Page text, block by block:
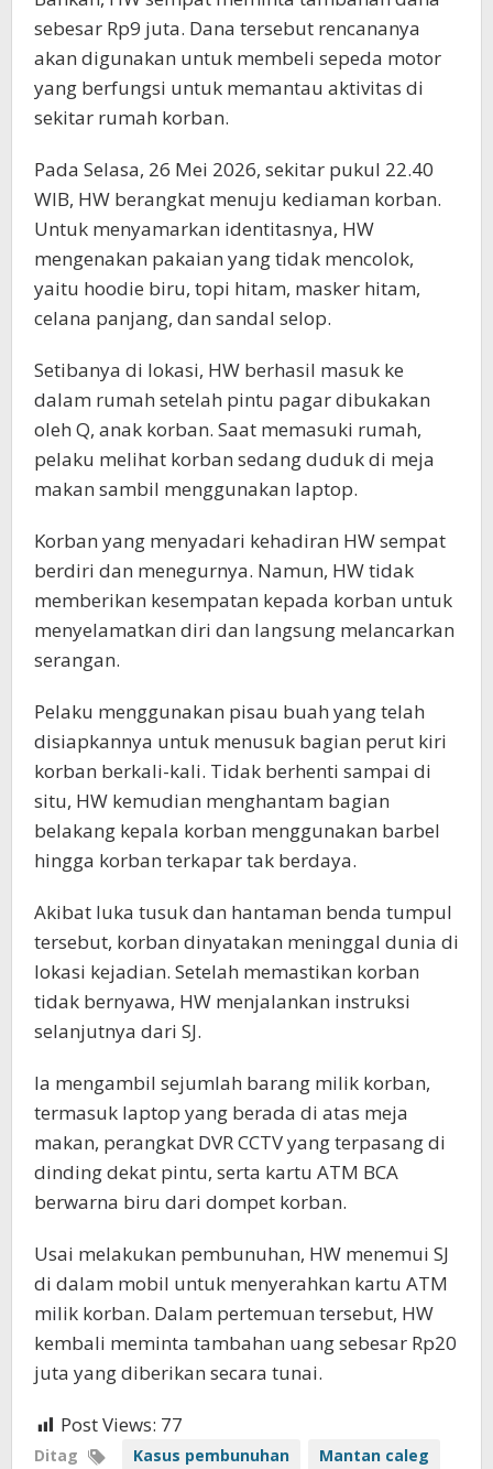
sebesar Rp9 juta. Dana tersebut rencananya
akan digunakan untuk membeli sepeda motor
yang berfungsi untuk memantau aktivitas di
sekitar rumah korban.
Pada Selasa, 26 Mei 2026, sekitar pukul 22.40
WIB, HW berangkat menuju kediaman korban.
Untuk menyamarkan identitasnya, HW
mengenakan pakaian yang tidak mencolok,
yaitu hoodie biru, topi hitam, masker hitam,
celana panjang, dan sandal selop.
Setibanya di lokasi, HW berhasil masuk ke
dalam rumah setelah pintu pagar dibukakan
oleh Q, anak korban. Saat memasuki rumah,
pelaku melihat korban sedang duduk di meja
makan sambil menggunakan laptop.
Korban yang menyadari kehadiran HW sempat
berdiri dan menegurnya. Namun, HW tidak
memberikan kesempatan kepada korban untuk
menyelamatkan diri dan langsung melancarkan
serangan.
Pelaku menggunakan pisau buah yang telah
disiapkannya untuk menusuk bagian perut kiri
korban berkali-kali. Tidak berhenti sampai di
situ, HW kemudian menghantam bagian
belakang kepala korban menggunakan barbel
hingga korban terkapar tak berdaya.
Akibat luka tusuk dan hantaman benda tumpul
tersebut, korban dinyatakan meninggal dunia di
lokasi kejadian. Setelah memastikan korban
tidak bernyawa, HW menjalankan instruksi
selanjutnya dari SJ.
Ia mengambil sejumlah barang milik korban,
termasuk laptop yang berada di atas meja
makan, perangkat DVR CCTV yang terpasang di
dinding dekat pintu, serta kartu ATM BCA
berwarna biru dari dompet korban.
Usai melakukan pembunuhan, HW menemui SJ
di dalam mobil untuk menyerahkan kartu ATM
milik korban. Dalam pertemuan tersebut, HW
kembali meminta tambahan uang sebesar Rp20
juta yang diberikan secara tunai.
Post Views: 77
Ditag Kasus pembunuhan
Mantan caleg